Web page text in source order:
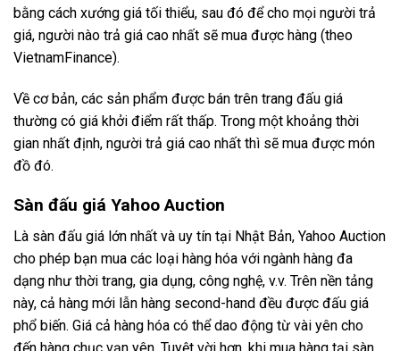
bằng cách xướng giá tối thiểu, sau đó để cho mọi người trả
giá, người nào trả giá cao nhất sẽ mua được hàng (theo
VietnamFinance).
Về cơ bản, các sản phẩm được bán trên trang đấu giá
thường có giá khởi điểm rất thấp. Trong một khoảng thời
gian nhất định, người trả giá cao nhất thì sẽ mua được món
đồ đó.
Sàn đấu giá Yahoo Auction
Là sàn đấu giá lớn nhất và uy tín tại Nhật Bản, Yahoo Auction
cho phép bạn mua các loại hàng hóa với ngành hàng đa
dạng như thời trang, gia dụng, công nghệ, v.v. Trên nền tảng
này, cả hàng mới lẫn hàng second-hand đều được đấu giá
phổ biến. Giá cả hàng hóa có thể dao động từ vài yên cho